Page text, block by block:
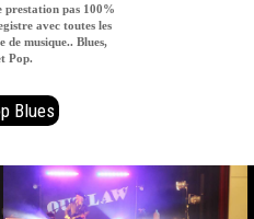
prestation pas 100%
avec toutes les
de musique.. Blues,
Pop.
Blues